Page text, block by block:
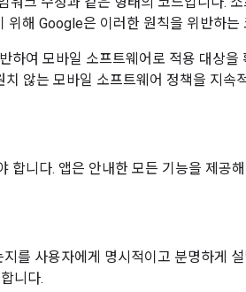
위해 Google은 이러한 원칙을 위반하
하여 모바일 소프트웨어로 적용 대상
치 않는 모바일 소프트웨어 정책을 지속
합니다. 앱은 안내한 모든 기능을 제공
지를 사용자에게 명시적이고 분명하게
니다.